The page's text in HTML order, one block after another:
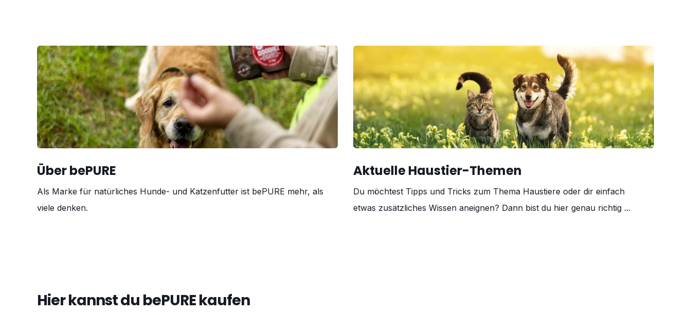
Über bePURE
Als Marke für natürliches Hunde- und Katzenfutter ist bePURE mehr, als
viele denken.
Aktuelle Haustier-Themen
Du möchtest Tipps und Tricks zum Thema Haustiere oder dir einfach
etwas zusätzliches Wissen aneignen? Dann bist du hier genau richtig ...
Hier kannst du bePURE kaufen